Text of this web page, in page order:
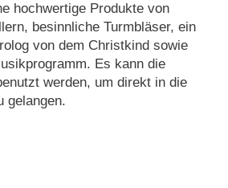
hochwertige Produkte von
besinnliche Turmbläser, ein
von dem Christkind sowie
Es kann die
werden, um direkt in die
gelangen.